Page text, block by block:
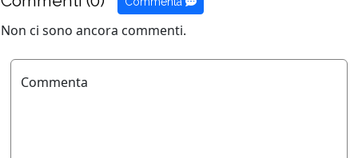
Non ci sono ancora commenti.
Commenta